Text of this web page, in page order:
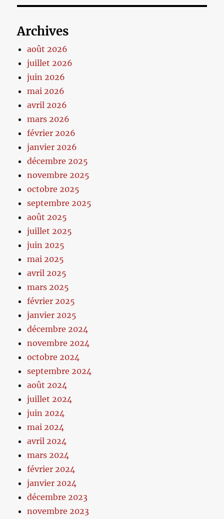
Archives
août 2026
juillet 2026
juin 2026
mai 2026
avril 2026
mars 2026
février 2026
janvier 2026
décembre 2025
novembre 2025
octobre 2025
septembre 2025
août 2025
juillet 2025
juin 2025
mai 2025
avril 2025
mars 2025
février 2025
janvier 2025
décembre 2024
novembre 2024
octobre 2024
septembre 2024
août 2024
juillet 2024
juin 2024
mai 2024
avril 2024
mars 2024
février 2024
janvier 2024
décembre 2023
novembre 2023